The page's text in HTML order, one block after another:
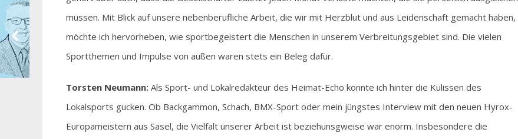
müssen. Mit Blick auf unsere nebenberufliche Arbeit, die wir mit Herzblut und aus Leidenschaft gemacht haben,
möchte ich hervorheben, wie sportbegeistert die Menschen in unserem Verbreitungsgebiet sind. Die vielen
Sportthemen und Impulse von außen waren stets ein Beleg dafür.
Torsten Neumann: Als Sport- und Lokalredakteur des Heimat-Echo konnte ich hinter die Kulissen des
Lokalsports gucken. Ob Backgammon, Schach, BMX-Sport oder mein jüngstes Interview mit den neuen Hyrox-
Europameistern aus Sasel, die Vielfalt unserer Arbeit ist beziehunsgweise war enorm. Insbesondere die